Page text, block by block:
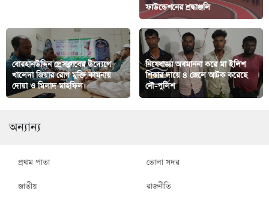
ফাউন্ডেশনের শ্রদ্ধাঞ্জলি
বোরহানউদ্দিন প্রেসক্লাবের উদ্যেগে
খালেদা জিয়ার রোগ মুক্তি কামনায়
দোয়া ও মিলাদ মাহফিল।
নিষেধাজ্ঞা অবমাননা করে মা ইলিশ
শিকার দায়ে ৪ জেলে আটক করেছে
নৌ-পুলিশ
অন্যান্য
প্রথম পাতা ভোলা সদর
জাতীয় রাজনীতি